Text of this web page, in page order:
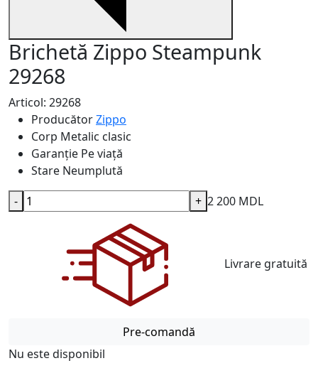
Brichetă Zippo Steampunk
29268
Articol: 29268
ProducătorZippo
Corp Metalic clasic
Garanție Pe viață
Stare Neumplută
2 200 MDL
- +
Livrare gratuită
Pre-comandă
Nu este disponibil